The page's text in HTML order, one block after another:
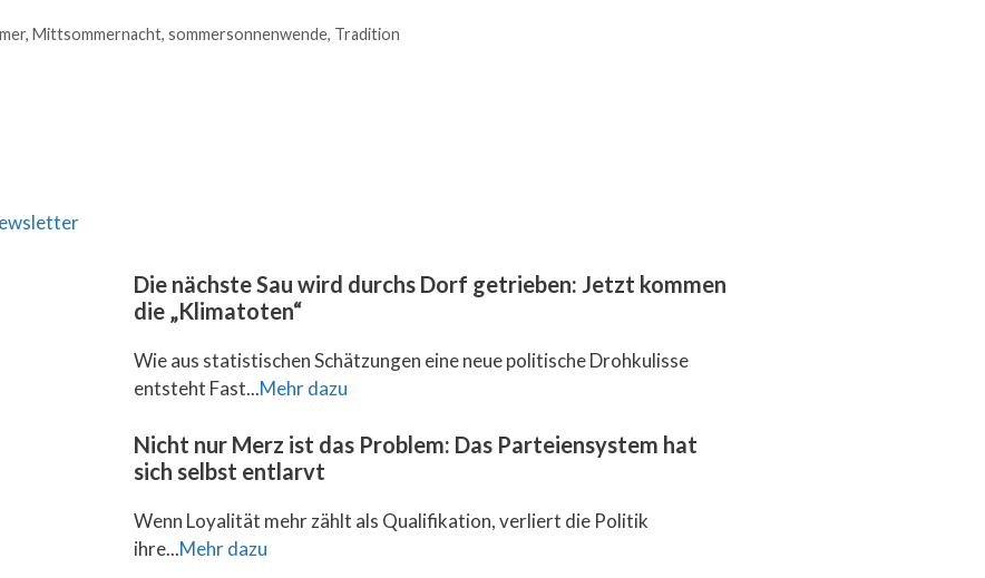
, Mittsommernacht, sommersonnenwende, Tradition
Die nächste Sau wird durchs Dorf getrieben: Jetzt kommen
die „Klimatoten“
Wie aus statistischen Schätzungen eine neue politische Drohkulisse
entsteht Fast...Mehr dazu
Nicht nur Merz ist das Problem: Das Parteiensystem hat
sich selbst entlarvt
Wenn Loyalität mehr zählt als Qualifikation, verliert die Politik
ihre...Mehr dazu